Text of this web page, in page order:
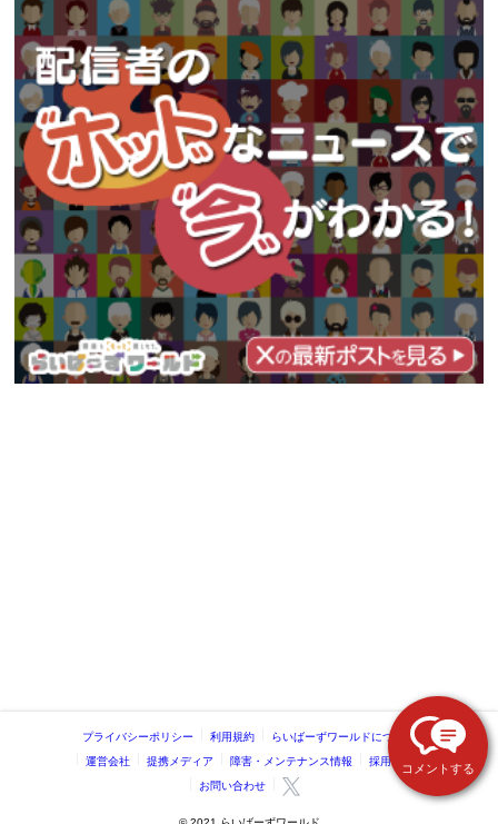
コメントする
プライバシーポリシー 利用規約 らいばーずワールドについて
運営会社 提携メディア 障害・メンテナンス情報 採用情報
お問い合わせ